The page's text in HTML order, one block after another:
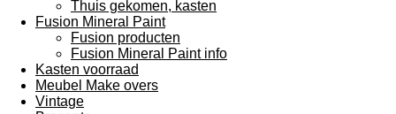
Thuis gekomen, kasten
Fusion Mineral Paint
Fusion producten
Fusion Mineral Paint info
Kasten voorraad
Meubel Make overs
Vintage